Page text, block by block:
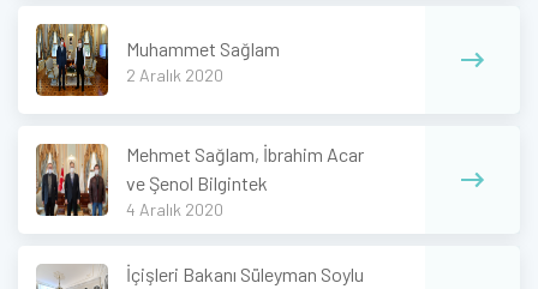
Muhammet Sağlam
2 Aralık 2020
Mehmet Sağlam, İbrahim Acar
ve Şenol Bilgintek
4 Aralık 2020
İçişleri Bakanı Süleyman Soylu